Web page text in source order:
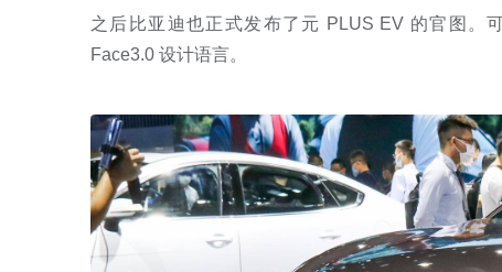
之后比亚迪也正式发布了元 PLUS EV 的官图。
Face3.0 设计语言。